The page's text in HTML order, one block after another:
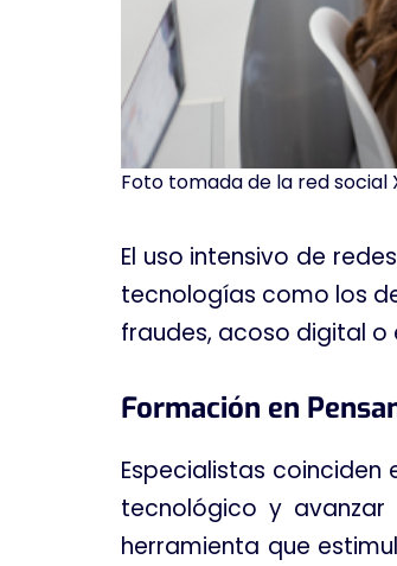
Foto tomada de la red social
El uso intensivo de
tecnologías como los
fraudes, acoso digital o
Formación en
Especialistas
tecnológico y
herramienta que